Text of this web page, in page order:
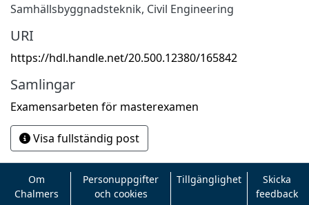
Samhällsbyggnadsteknik, Civil Engineering
URI
https://hdl.handle.net/20.500.12380/165842
Samlingar
Examensarbeten för masterexamen
Visa fullständig post
Om
Chalmers
Personuppgifter
och cookies
Tillgänglighet
Skicka
feedback